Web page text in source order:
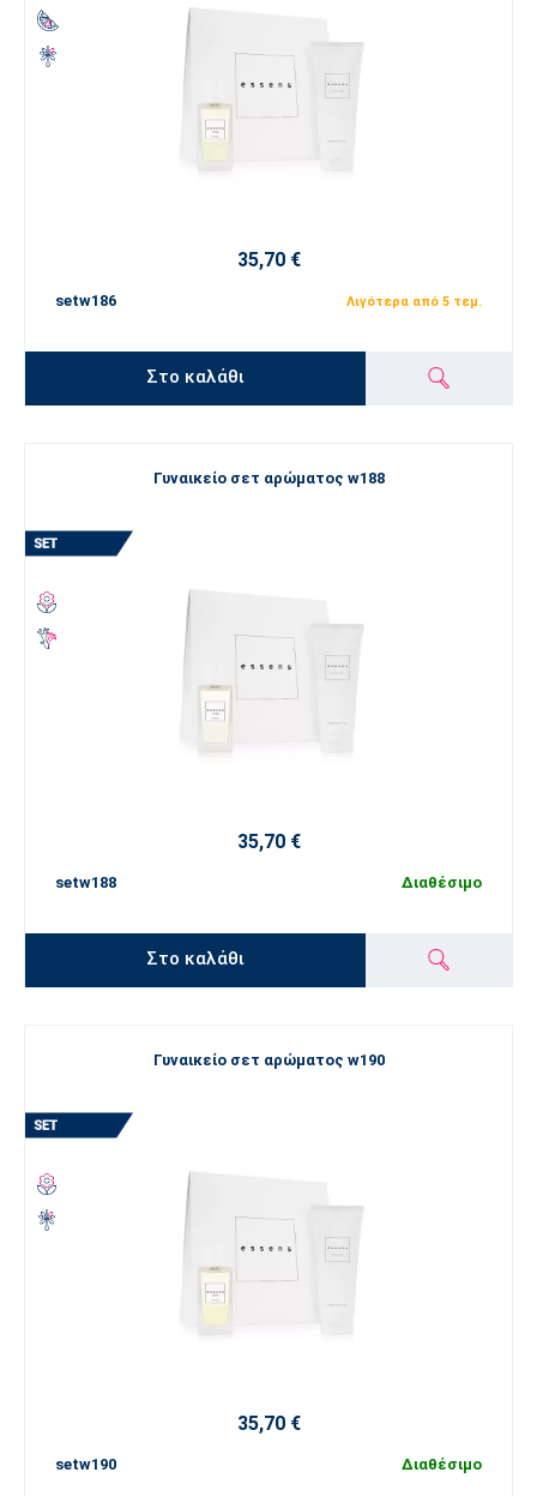
35,70 €
setw186 Λιγότερα από 5 τεμ.
Στο καλάθι
Γυναικείο σετ αρώματος w188
35,70 €
setw188 Διαθέσιμο
Στο καλάθι
Γυναικείο σετ αρώματος w190
35,70 €
setw190 Διαθέσιμο